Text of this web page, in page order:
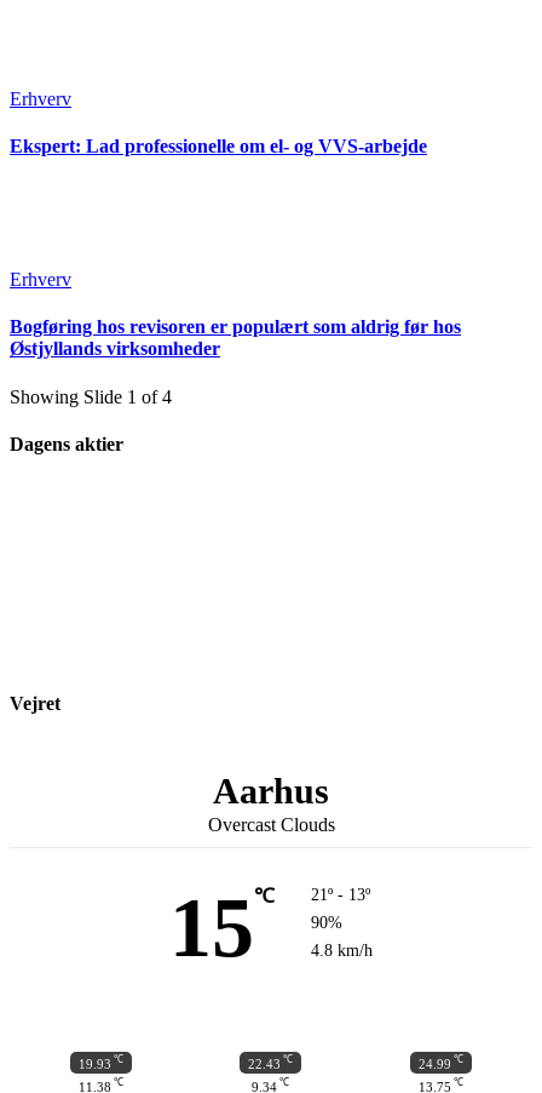
Erhverv
Ekspert: Lad professionelle om el- og VVS-arbejde
Erhverv
Bogføring hos revisoren er populært som aldrig før hos
Østjyllands virksomheder
Showing Slide 1 of 4
Dagens aktier
Vejret
Aarhus
Overcast Clouds
15℃
21º - 13º
90%
4.8 km/h
19.93 ℃
11.38 ℃
22.43 ℃
9.34 ℃
24.99 ℃
13.75 ℃